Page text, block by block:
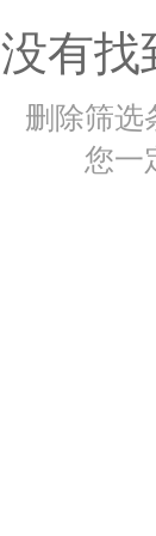
没有找
删除筛选
您一